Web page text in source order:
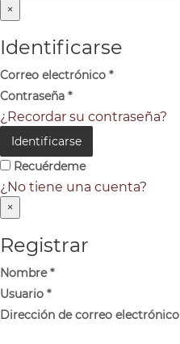
×
Identificarse
Correo electrónico *
Contraseña *
¿Recordar su contraseña?
Identificarse
Recuérdeme
¿No tiene una cuenta?
×
Registrar
Nombre*
Usuario *
Dirección de correo electrónico